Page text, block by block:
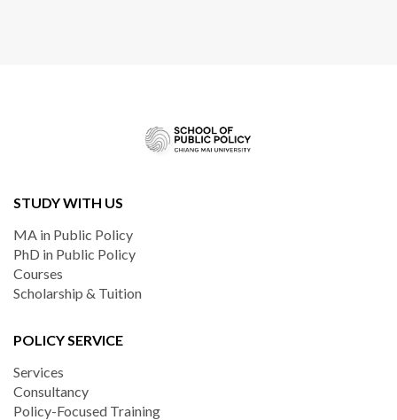
STUDY WITH US
MA in Public Policy
PhD in Public Policy
Courses
Scholarship & Tuition
POLICY SERVICE
Services
Consultancy
Policy-Focused Training